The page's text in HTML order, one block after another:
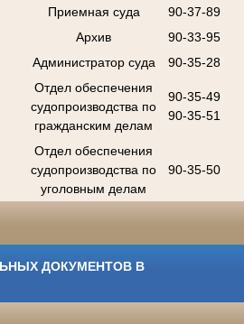
Приемная суда
90-37-89
Архив
90-33-95
Администратор суда
90-35-28
Отдел обеспечения
судопроизводства по
гражданским делам
90-35-49
90-35-51
Отдел обеспечения
судопроизводства по
уголовным делам
90-35-50
ДОКУМЕНТОВ В